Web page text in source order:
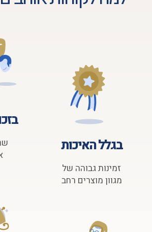
בגלל האיכות
זמינות גבוהה של
מגוון מוצרים רחב